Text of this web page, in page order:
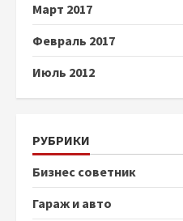
Март 2017
Февраль 2017
Июль 2012
РУБРИКИ
Бизнес советник
Гараж и авто